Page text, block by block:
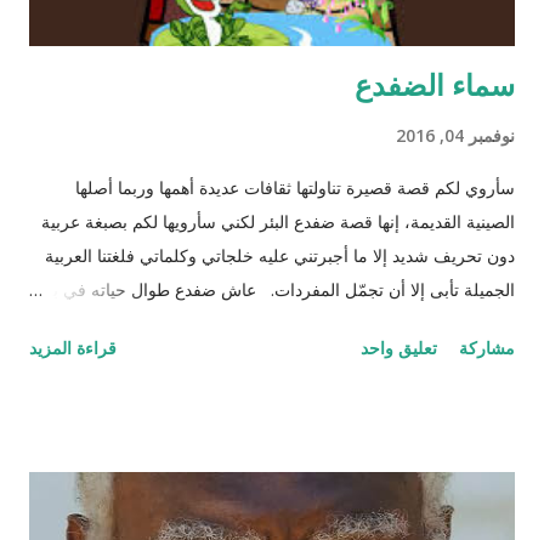
سماء الضفدع
نوفمبر 04, 2016
سأروي لكم قصة قصيرة تناولتها ثقافات عديدة أهمها وربما أصلها
الصينية القديمة، إنها قصة ضفدع البئر لكني سأرويها لكم بصبغة عربية
دون تحريف شديد إلا ما أجبرتني عليه خلجاتي وكلماتي فلغتنا العربية
الجميلة تأبى إلا أن تجمّل المفردات. عاش ضفدع طوال حياته في بئر
وجمال السحاب وهو يمر مشكلاً لوحات بيضاء سريعة وبطيئة مثل
الضفدع. قالت السلحفاة : "كيف أنت اليوم أيها الضفدع؟" رد عليها وقد
نفخ أوداجه واخضر خضاره وقال: "أنا كما ترين أسبح في هذا الماء
مشاركة تعليق واحد قراءة المزيد